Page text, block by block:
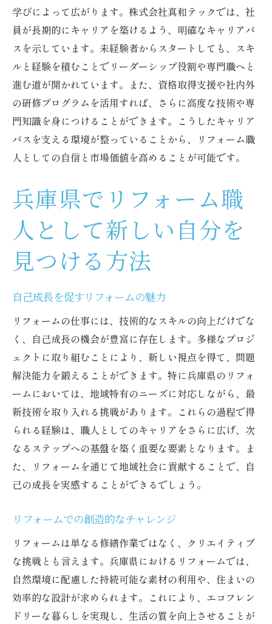
学びによって広がります。株式会社真和テックでは、社
員が長期的にキャリアを築けるよう、明確なキャリアパ
スを示しています。未経験者からスタートしても、スキ
ルと経験を積むことでリーダーシップ役割や専門職へと
進む道が開かれています。また、資格取得支援や社内外
の研修プログラムを活用すれば、さらに高度な技術や専
門知識を身につけることができます。こうしたキャリア
パスを支える環境が整っていることから、リフォーム職
人としての自信と市場価値を高めることが可能です。
兵庫県でリフォーム職
人として新しい自分を
見つける方法
自己成長を促すリフォームの魅力
リフォームの仕事には、技術的なスキルの向上だけでな
く、自己成長の機会が豊富に存在します。多様なプロジ
ェクトに取り組むことにより、新しい視点を得て、問題
解決能力を鍛えることができます。特に兵庫県のリフォ
ームにおいては、地域特有のニーズに対応しながら、最
新技術を取り入れる挑戦があります。これらの過程で得
られる経験は、職人としてのキャリアをさらに広げ、次
なるステップへの基盤を築く重要な要素となります。ま
た、リフォームを通じて地域社会に貢献することで、自
己の成長を実感することができるでしょう。
リフォームでの創造的なチャレンジ
リフォームは単なる修繕作業ではなく、クリエイティブ
な挑戦とも言えます。兵庫県におけるリフォームでは、
自然環境に配慮した持続可能な素材の利用や、住まいの
効率的な設計が求められます。これにより、エコフレン
ドリーな暮らしを実現し、生活の質を向上させることが